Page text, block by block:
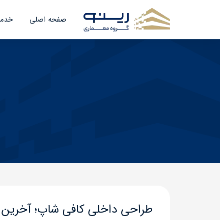
صفحه اصلی
طراحی داخلی کافی شاپ؛ آخرین